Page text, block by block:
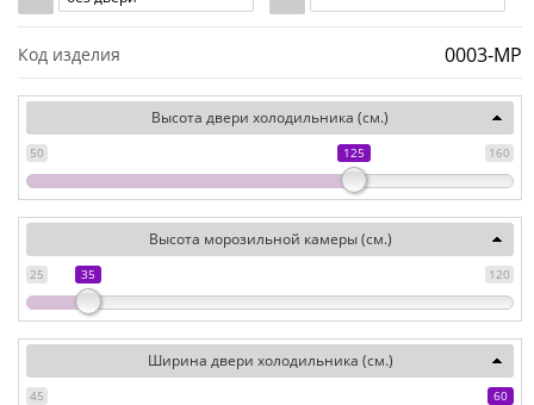
Код изделия 0003-MP
Высота двери холодильника (см.)
50 160
125
Высота морозильной камеры (см.)
25 120
35
Ширина двери холодильника (см.)
45 60